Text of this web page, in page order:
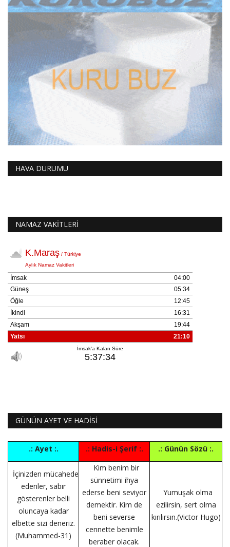
HAVA DURUMU
NAMAZ VAKİTLERİ
GÜNÜN AYET VE HADİSİ
.: Ayet :. .: Hadis-i Şerif :. .: Günün Sözü :.
İçinizden mücahede
edenler, sabır
gösterenler belli
oluncaya kadar
elbette sizi deneriz.
(Muhammed-31)
Kim benim bir
sünnetimi ihya
ederse beni seviyor
demektir. Kim de
beni severse
cennette benimle
beraber olacak.
Yumuşak olma
ezilirsin, sert olma
kırılırsın.(Victor Hugo)